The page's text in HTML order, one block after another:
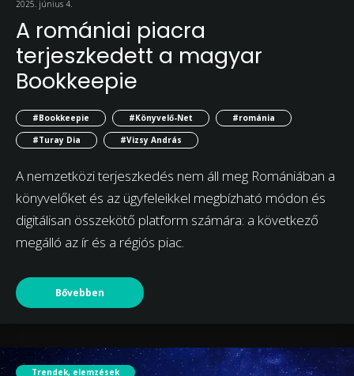
2025. június 4.
A romániai piacra
terjeszkedett a magyar
Bookkeepie
#Bookkeepie #Könyvelő-Net
#románia
#Turay Dia
#Vizsy András
A nemzetközi terjeszkedés nem áll meg Romániában a
könyvelőket és az ügyfeleikkel megbízható módon és
digitálisan összekötő platform számára: a következő
megálló az ír és a régiós piac.
Bővebben
Trendek, elemzések